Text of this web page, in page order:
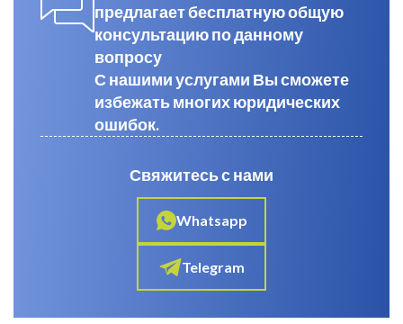
предлагает бесплатную общую
консультацию по данному
вопросу
С нашими услугами Вы сможете
избежать многих юридических
ошибок.
Свяжитесь с нами
Whatsapp
Telegram